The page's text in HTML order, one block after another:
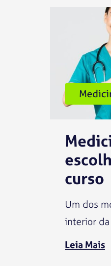
curso
Um dos
interior
Leia Mais